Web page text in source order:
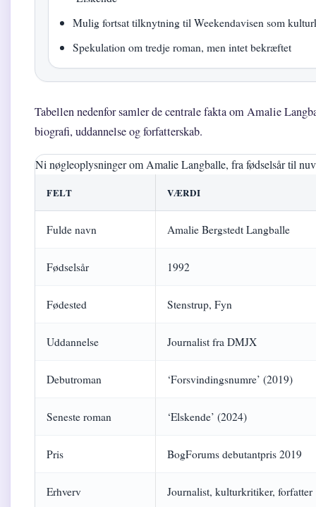
Mulig fortsat tilknytning til Weekendavisen som
Spekulation om tredje roman, men intet bekræftet
Tabellen nedenfor samler de centrale fakta om Amalie
biografi, uddannelse og forfatterskab.
Ni nøgleoplysninger om Amalie Langballe, fra fødselsår til
FELT VÆRDI
Fulde navn Amalie Bergstedt Langballe
Fødselsår 1992
Fødested Stenstrup, Fyn
Uddannelse Journalist fra DMJX
Debutroman ‘Forsvindingsnumre’ (2019)
Seneste roman ‘Elskende’ (2024)
Pris BogForums debutantpris 2019
Erhverv Journalist, kulturkritiker, forfatter